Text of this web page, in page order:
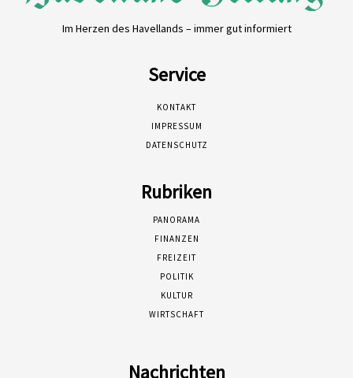
Im Herzen des Havellands – immer gut informiert
Service
KONTAKT
IMPRESSUM
DATENSCHUTZ
Rubriken
PANORAMA
FINANZEN
FREIZEIT
POLITIK
KULTUR
WIRTSCHAFT
Nachrichten